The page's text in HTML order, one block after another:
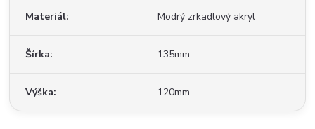
Materiál Modrý zrkadlový akryl
Šírka 135mm
Výška 120mm